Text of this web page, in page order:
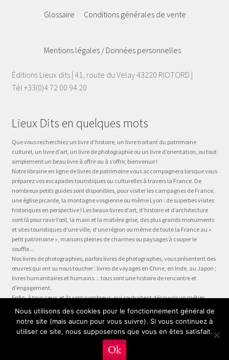
Glossaire Conditions générales de vente
Mentions légales / Données personnelles
Éditions Lieux dits | 41, route du Velay 43220 RIOTORD |
Tél +33(0)4 72 00 94 20
Lieux Dits en quelques mots
Que vous recherchiez un livre d’histoire, un livre traitant du patrimoine
culturel, un livre d’art, un livre de photographie ou un livre d’orientation, ou tout
simplement un beau livre à offrir ou à s’offrir, bienvenue !
Notre librairie en ligne de livres de patrimoine vous accompagnera lorsque vous
préparez vos escapades touristiques ou culturelles à travers la France. De
nombreux petits guides sont disponibles, pour visiter les campagnes de France,
une église picarde, la montagne vosgienne ou même Lyon : de superbes visites
historiques en perspective ! Les beaux livres d’art, d’histoire et d’architecture
sont là pour ravir l’œil, la main et la matière grise, des plus grands monuments
et sites touristiques d’une ville, d’une région ou même de toute la France au «
petit patrimoine », maisons pleines de charmes ou paysages à couper le
souffle...
Nos livres de photographies, parfois livres de photographes, vous présentent des
œuvres qui ont su nous toucher : livres de voyages en Chine, en Inde, au Japon ;
livres humanitaires et humains… tous sont une histoire de rencontre et
d’engagement.
Enfin, à tous ceux, et ils sont nombreux, qui souhaitent découvrir un métier,
préparer leur formation ou choisir leur orientation, à la question « quel métier ?
» nous dédions la collection Être, véritable panorama du monde du travail, plus
qu’un guide des métiers, plus qu’une fiche métier… un test métier, un « stage
en entreprise dans votre fauteuil » !
Nous utilisons des cookies pour le fonctionnement général de
notre site (mais aucun pour vous suivre). Si vous continuez à
utiliser ce site, nous supposerons que vous en êtes satisfait.
Ok